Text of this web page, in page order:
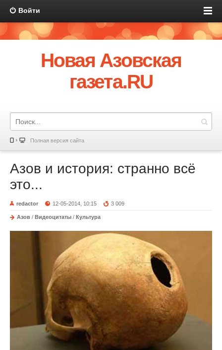
Войти
Новая Азовская
газета.RU
Полная версия сайта
Азов и история: странно всё
это...
redactor 12-05-2014, 10:15 3 009
Азов / Видеоцитаты / Культура